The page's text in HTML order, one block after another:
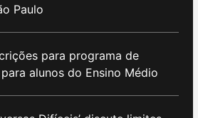
Paulo
para programa de
alunos do Ensino Médio